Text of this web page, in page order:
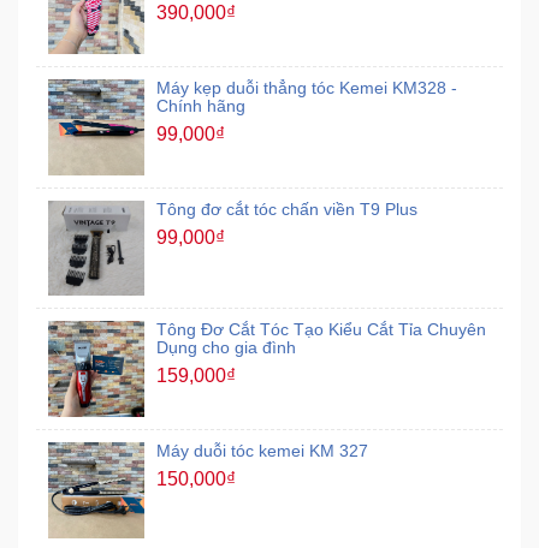
390,000₫
Máy kẹp duỗi thẳng tóc Kemei KM328 -
Chính hãng
99,000₫
Tông đơ cắt tóc chấn viền T9 Plus
99,000₫
Tông Đơ Cắt Tóc Tạo Kiểu Cắt Tỉa Chuyên
Dụng cho gia đình
159,000₫
Máy duỗi tóc kemei KM 327
150,000₫